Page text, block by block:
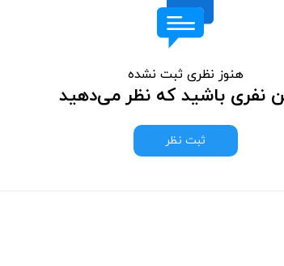
هنوز نظری ثبت نشده
نفری باشید که نظر می‌دهید
ثبت نظر